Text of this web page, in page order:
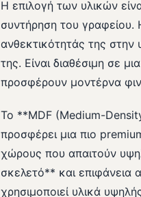
Η επιλογή των υλικών
συντήρηση του γραφείου.
ανθεκτικότητάς της στην
της. Είναι διαθέσιμη σε
προσφέρουν μοντέρνα
Το **MDF (Medium-
προσφέρει μια πιο
χώρους που απαιτούν
σκελετό** και επιφάνεια
χρησιμοποιεί υλικά